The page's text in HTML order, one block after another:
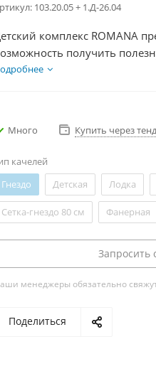
103.20.05 + 1.Д-26.04
комплекс ROMANA
получить
воздухе.
Много Купить через
качелей
Гнездо
Детская Лодка
Сетка-гнездо 80 см Фанерная
Запросить
менеджеры обязательно
Поделиться